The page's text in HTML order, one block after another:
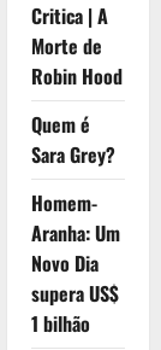
Critica | A
Morte de
Robin Hood
Quem é
Sara Grey?
Homem-
Aranha: Um
Novo Dia
supera US$
1 bilhão